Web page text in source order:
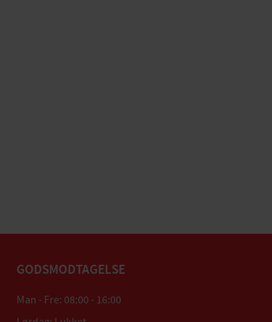
GODSMODTAGELSE
Man - Fre: 08:00 - 16:00